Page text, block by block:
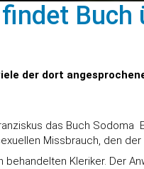
der dort
das Buch Sodoma
Missbrauch, den
behandelten Kleriker. Der